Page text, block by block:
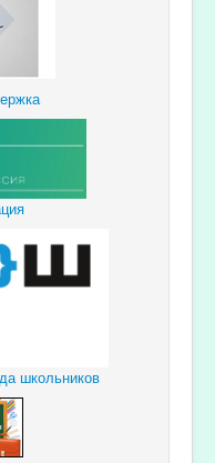
школьников